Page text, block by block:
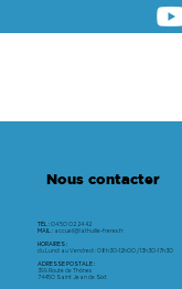
Nous contacter
TÉL : 04 50 02 24 42
MAIL :
accueil@lathuille-freres.fr
HORAIRES :
du Lundi au Vendredi : 08h30-12h00 / 13h30-17h30
ADRESSE POSTALE :
399 Route de Thônes
74450 Saint Jean de Sixt